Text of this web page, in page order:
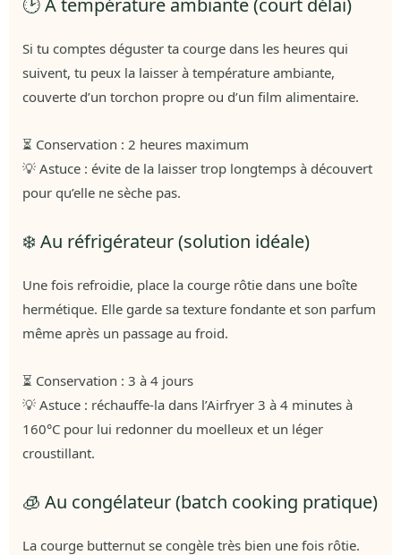
Si tu comptes déguster ta courge dans les heures qui
suivent, tu peux la laisser à température ambiante,
couverte d’un torchon propre ou d’un film alimentaire.
⏳ Conservation : 2 heures maximum
💡 Astuce : évite de la laisser trop longtemps à découvert
pour qu’elle ne sèche pas.
❄️ Au réfrigérateur (solution idéale)
Une fois refroidie, place la courge rôtie dans une boîte
hermétique. Elle garde sa texture fondante et son parfum
même après un passage au froid.
⏳ Conservation : 3 à 4 jours
💡 Astuce : réchauffe-la dans l’Airfryer 3 à 4 minutes à
160°C pour lui redonner du moelleux et un léger
croustillant.
🧊 Au congélateur (batch cooking pratique)
La courge butternut se congèle très bien une fois rôtie.